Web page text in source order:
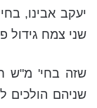
יעקב אבינו,
שני צמח גידול
שזה בחי' מ"ש
שניהם הולכים